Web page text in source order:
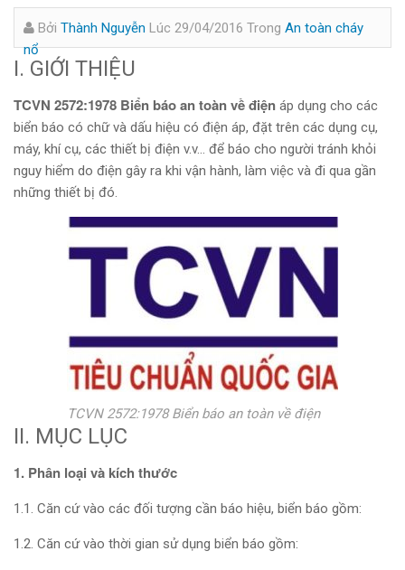
Bởi Thành Nguyễn Lúc 29/04/2016 Trong An toàn cháy
nổ
I. GIỚI THIỆU
TCVN 2572:1978 Biển báo an toàn về điện áp dụng cho các
biển báo có chữ và dấu hiệu có điện áp, đặt trên các dụng cụ,
máy, khí cụ, các thiết bị điện v.v… để báo cho người tránh khỏi
nguy hiểm do điện gây ra khi vận hành, làm việc và đi qua gần
những thiết bị đó.
TCVN 2572:1978 Biển báo an toàn về điện
II. MỤC LỤC
1. Phân loại và kích thước
1.1. Căn cứ vào các đối tượng cần báo hiệu, biển báo gồm:
1.2. Căn cứ vào thời gian sử dụng biển báo gồm: